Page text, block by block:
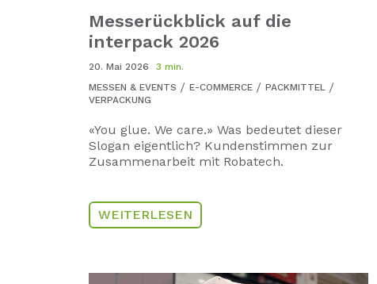
Messerückblick auf die
interpack 2026
20. Mai 2026
3 min.
MESSEN & EVENTS
E-COMMERCE
PACKMITTEL
VERPACKUNG
«You glue. We care.» Was bedeutet dieser
Slogan eigentlich? Kundenstimmen zur
Zusammenarbeit mit Robatech.
WEITERLESEN